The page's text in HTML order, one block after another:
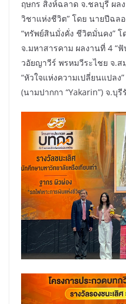
ฤษกร สิงห์ฉลาด จ.ชลบุรี ผล
วิชาแห่งชีวิต” โดย นายปีฉล
“ทรัพย์สินมั่งคั่ง ชีวิตมั่นคง”
จ.มหาสารคาม ผลงานที่ 4 “
วอัยญาวีร์ พรหมวีระไชย จ.
“หัวใจแห่งความเปลี่ยนแปล
(นามปากกา “Yakarin”) จ.บุรี